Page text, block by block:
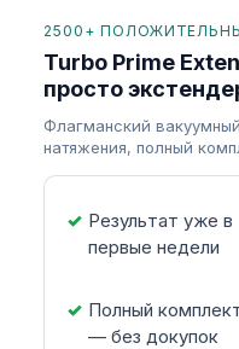
2500+
Turbo Prime
просто
Флагманский
натяжения, полный
Результат уже в
первые недели
Полный
— без докупок